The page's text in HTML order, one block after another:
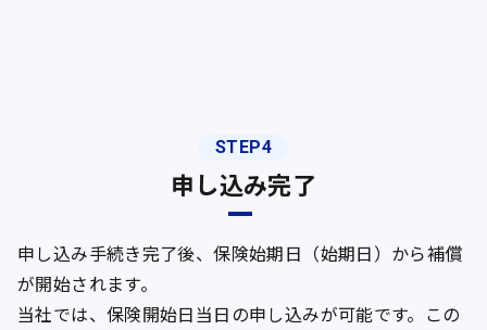
STEP4
申し込み完了
申し込み手続き完了後、保険始期日（始期日）から補償
が開始されます。
当社では、保険開始日当日の申し込みが可能です。この